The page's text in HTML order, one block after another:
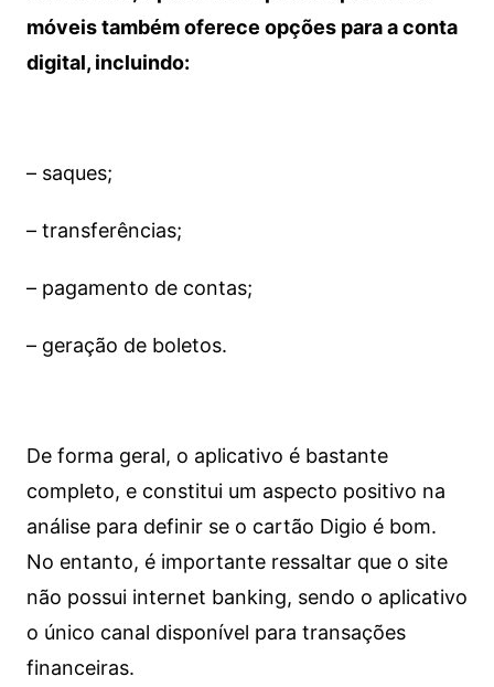
móveis também oferece opções para a conta
digital, incluindo:
– saques;
– transferências;
– pagamento de contas;
– geração de boletos.
De forma geral, o aplicativo é bastante
completo, e constitui um aspecto positivo na
análise para definir se o cartão Digio é bom.
No entanto, é importante ressaltar que o site
não possui internet banking, sendo o aplicativo
o único canal disponível para transações
financeiras.